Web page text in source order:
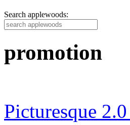
Search applewoods:
promotion
Picturesque